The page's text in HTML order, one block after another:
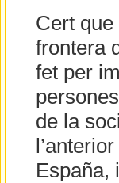
Cert
frontera
fet per
de la
España,